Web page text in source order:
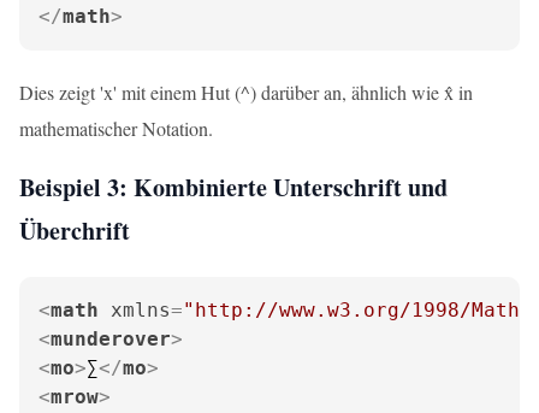
</math>
Dies zeigt 'x' mit einem Hut (^) darüber an, ähnlich wie x̂ in
mathematischer Notation.
Beispiel 3: Kombinierte Unterschrift und
Überchrift
<math xmlns="http://www.w3.org/1998/Math/
<munderover>
<mo>∑</mo>
<mrow>